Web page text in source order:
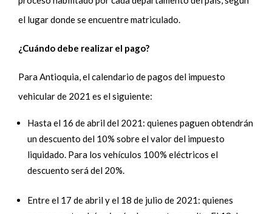
el lugar donde se encuentre matriculado.
¿Cuándo debe realizar el pago?
Para Antioquia, el calendario de pagos del impuesto
vehicular de 2021 es el siguiente:
Hasta el 16 de abril del 2021: quienes paguen obtendrán
un descuento del 10% sobre el valor del impuesto
liquidado. Para los vehículos 100% eléctricos el
descuento será del 20%.
Entre el 17 de abril y el 18 de julio de 2021: quienes